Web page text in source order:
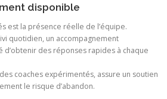
disponible
est la présence réelle de l’équipe.
quotidien, un accompagnement
d’obtenir des réponses rapides à chaque
coaches expérimentés, assure un soutien
le risque d’abandon.